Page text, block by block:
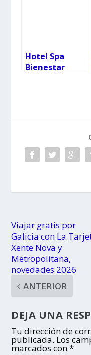
Hotel Spa
Bienestar
Viajar gratis por
Galicia con La
Xente Nova y
Metropolitana,
novedades 2026
ANTERIOR
DEJA UNA
Tu dirección de
publicada. Los
marcados con*